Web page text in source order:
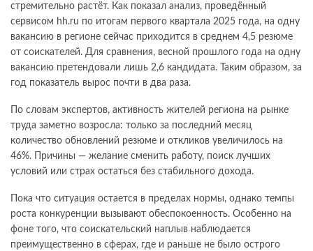
стремительно растёт. Как показал анализ, проведённый
сервисом hh.ru по итогам первого квартала 2025 года, на одну
вакансию в регионе сейчас приходится в среднем 4,5 резюме
от соискателей. Для сравнения, весной прошлого года на одну
вакансию претендовали лишь 2,6 кандидата. Таким образом, за
год показатель вырос почти в два раза.
По словам экспертов, активность жителей региона на рынке
труда заметно возросла: только за последний месяц
количество обновлений резюме и откликов увеличилось на
46%. Причины — желание сменить работу, поиск лучших
условий или страх остаться без стабильного дохода.
Пока что ситуация остается в пределах нормы, однако темпы
роста конкуренции вызывают обеспокоенность. Особенно на
фоне того, что соискательский наплыв наблюдается
преимущественно в сферах, где и раньше не было острого